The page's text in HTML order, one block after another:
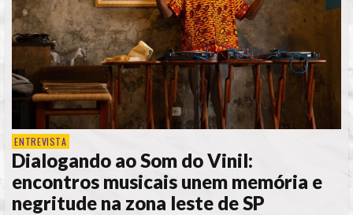
ENTREVISTA
Dialogando ao Som do Vinil:
encontros musicais unem memória e
negritude na zona leste de SP